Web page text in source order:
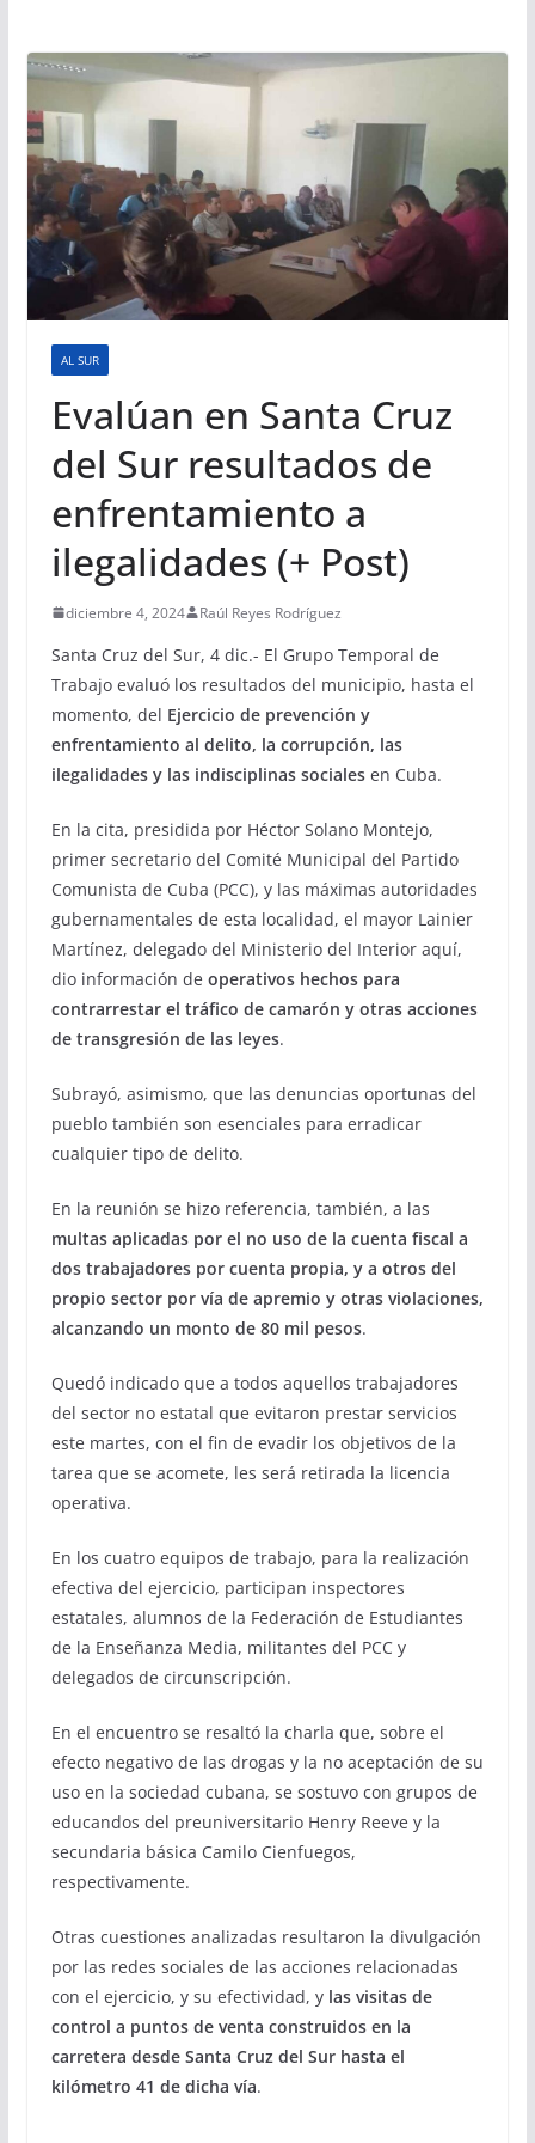
AL SUR
Evalúan en Santa Cruz
del Sur resultados de
enfrentamiento a
ilegalidades (+ Post)
diciembre 4, 2024 Raúl Reyes Rodríguez
Santa Cruz del Sur, 4 dic.- El Grupo Temporal de
Trabajo evaluó los resultados del municipio, hasta el
momento, del Ejercicio de prevención y
enfrentamiento al delito, la corrupción, las
ilegalidades y las indisciplinas socialesen Cuba.
En la cita, presidida por Héctor Solano Montejo,
primer secretario del Comité Municipal del Partido
Comunista de Cuba (PCC), y las máximas autoridades
gubernamentales de esta localidad, el mayor Lainier
Martínez, delegado del Ministerio del Interior aquí,
dio información de operativos hechos para
contrarrestar el tráfico de camarón y otras acciones
de transgresión de las leyes.
Subrayó, asimismo, que las denuncias oportunas del
pueblo también son esenciales para erradicar
cualquier tipo de delito.
En la reunión se hizo referencia, también, a las
multas aplicadas por el no uso de la cuenta fiscal a
dos trabajadores por cuenta propia, y a otros del
propio sector por vía de apremio y otras violaciones,
alcanzando un monto de 80 mil pesos.
Quedó indicado que a todos aquellos trabajadores
del sector no estatal que evitaron prestar servicios
este martes, con el fin de evadir los objetivos de la
tarea que se acomete, les será retirada la licencia
operativa.
En los cuatro equipos de trabajo, para la realización
efectiva del ejercicio, participan inspectores
estatales, alumnos de la Federación de Estudiantes
de la Enseñanza Media, militantes del PCC y
delegados de circunscripción.
En el encuentro se resaltó la charla que, sobre el
efecto negativo de las drogas y la no aceptación de su
uso en la sociedad cubana, se sostuvo con grupos de
educandos del preuniversitario Henry Reeve y la
secundaria básica Camilo Cienfuegos,
respectivamente.
Otras cuestiones analizadas resultaron la divulgación
por las redes sociales de las acciones relacionadas
con el ejercicio, y su efectividad, y las visitas de
control a puntos de venta construidos en la
carretera desde Santa Cruz del Sur hasta el
kilómetro 41 de dicha vía.